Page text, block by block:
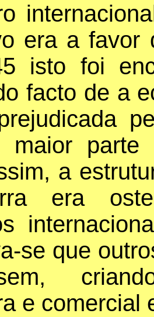
era a favor
isto foi
facto de a
maior parte
a
era
se que
e comercial